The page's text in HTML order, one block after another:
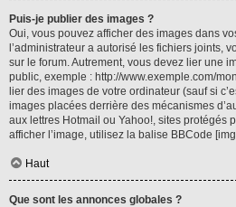
Puis-je publier des images ?
Oui, vous pouvez afficher des images dans
l’administrateur a autorisé les fichiers joints,
sur le forum. Autrement, vous devez lier une
public, exemple : http://www.exemple.com/
lier des images de votre ordinateur (sauf si
images placées derrière des mécanismes
aux lettres Hotmail ou Yahoo!, sites protégés
afficher l’image, utilisez la balise BBCode
Haut
Que sont les annonces globales ?